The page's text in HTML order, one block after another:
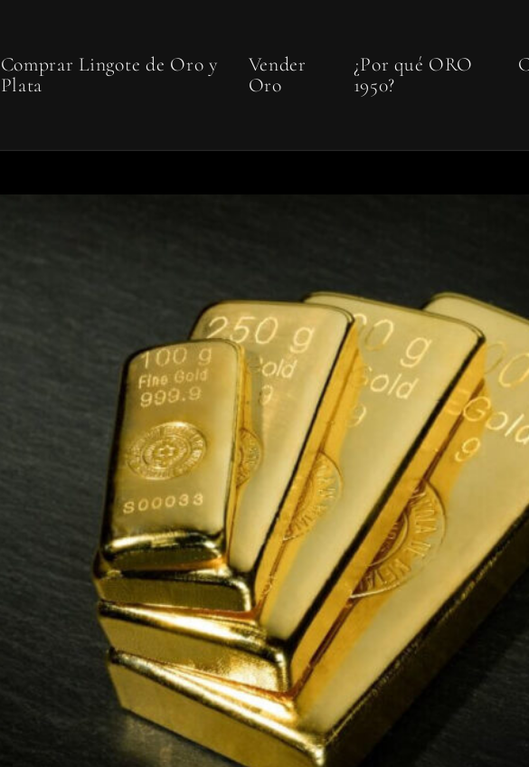
Comprar Lingote de Oro y
Plata
Vender
Oro
¿Por qué ORO
1950?